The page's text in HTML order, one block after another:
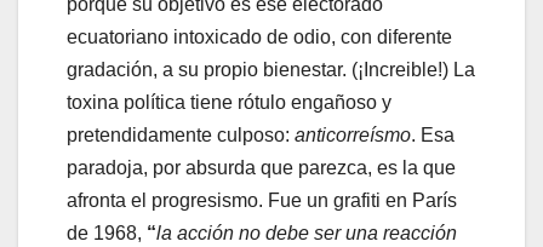
porque su objetivo es ese electorado
ecuatoriano intoxicado de odio, con diferente
gradación, a su propio bienestar. (¡Increible!) La
toxina política tiene rótulo engañoso y
pretendidamente culposo: anticorreísmo. Esa
paradoja, por absurda que parezca, es la que
afronta el progresismo. Fue un grafiti en París
de 1968, “la acción no debe ser una reacción